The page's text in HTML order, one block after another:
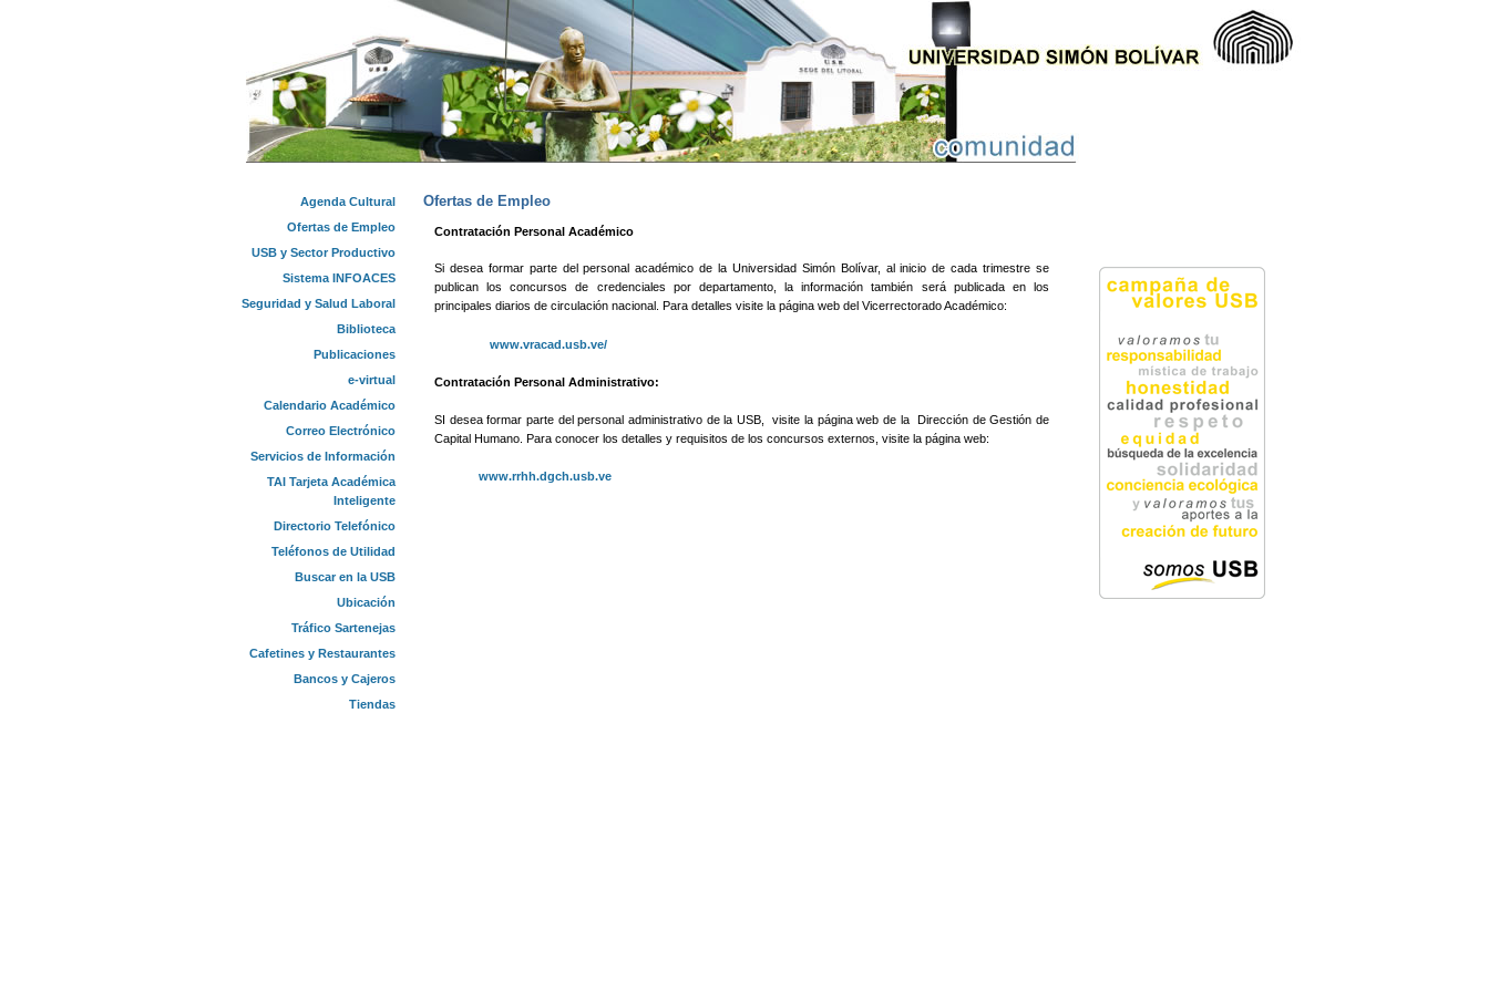
Pasar al contenido principal
Ofertas de Empleo
Contratación Personal Académico
Si desea formar parte del personal académico de la Universidad Simón Bolívar, al inicio de cada trimestre se
publican los concursos de credenciales por departamento, la información también será publicada en los
principales diarios de circulación nacional. Para detalles visite la página web del Vicerrectorado Académico:
www.vracad.usb.ve/
Contratación Personal Administrativo:
SI desea formar parte del personal administrativo de la USB, visite la página web de la Dirección de Gestión de
Capital Humano. Para conocer los detalles y requisitos de los concursos externos, visite la página web:
www.rrhh.dgch.usb.ve
Agenda Cultural
Ofertas de Empleo
USB y Sector Productivo
Sistema INFOACES
Seguridad y Salud Laboral
Biblioteca
Publicaciones
e-virtual
Calendario Académico
Correo Electrónico
Servicios de Información
TAI Tarjeta Académica
Inteligente
Directorio Telefónico
Teléfonos de Utilidad
Buscar en la USB
Ubicación
Tráfico Sartenejas
Cafetines y Restaurantes
Bancos y Cajeros
Tiendas